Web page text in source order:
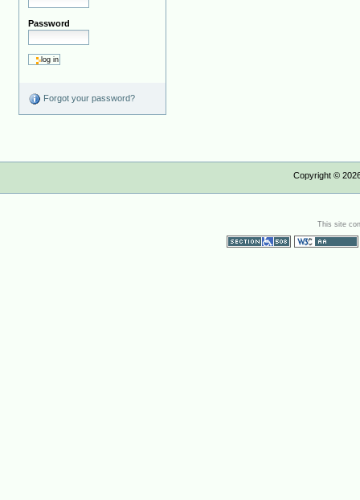
Password
Forgot your password?
Copyright ©
This site